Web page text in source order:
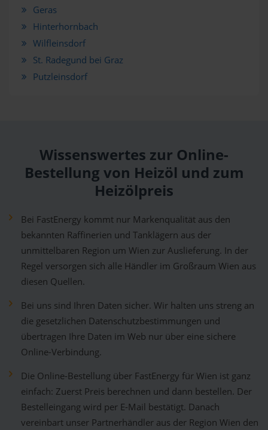
Geras
Hinterhornbach
Wilfleinsdorf
St. Radegund bei Graz
Putzleinsdorf
Wissenswertes zur Online-
Bestellung von Heizöl und zum
Heizölpreis
Bei FastEnergy kommt nur Markenqualität aus den
bekannten Raffinerien und Tanklägern aus der
unmittelbaren Region um Wien zur Auslieferung. In der
Regel versorgen sich alle Händler im Großraum Wien aus
diesen Quellen.
Bei uns sind Ihren Daten sicher. Wir halten uns streng an
die gesetzlichen Datenschutzbestimmungen und
übertragen Ihre Daten im Web nur über eine sichere
Online-Verbindung.
Die Online-Bestellung über FastEnergy für Wien ist ganz
einfach: Zuerst Preis berechnen und dann bestellen. Der
Bestelleingang wird per E-Mail bestätigt. Danach
vereinbart unser Partnerhändler aus der Region Wien den